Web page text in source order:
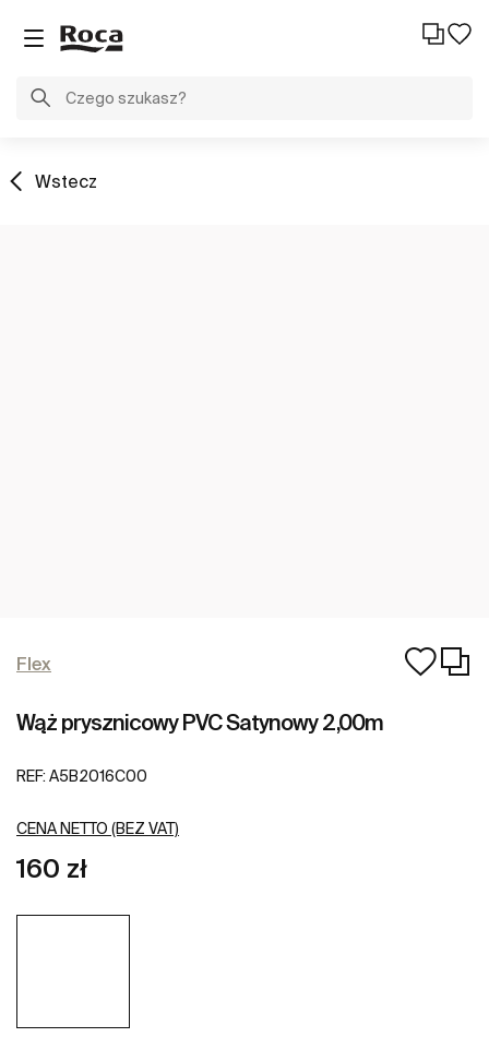
Wstecz
Flex
Wąż prysznicowy PVC Satynowy 2,00m
REF: A5B2016C00
CENA NETTO (BEZ VAT)
160 zł